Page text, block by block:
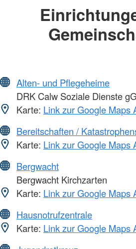
Alten- und Pflegeheime
DRK Calw Soziale Dienste
Karte: Link zur Google Maps
Bereitschaften /
Karte: Link zur Google Maps
Bergwacht
Bergwacht Kirchzarten
Karte: Link zur Google Maps
Hausnotrufzentrale
Karte: Link zur Google Maps